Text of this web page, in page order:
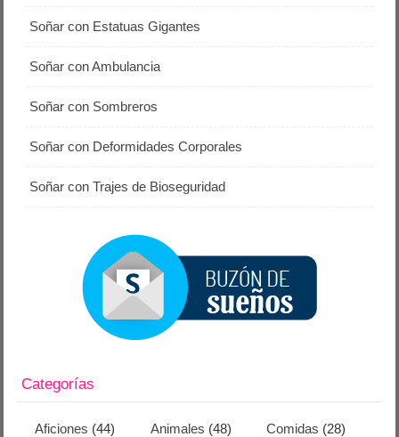
Soñar con Estatuas Gigantes
Soñar con Ambulancia
Soñar con Sombreros
Soñar con Deformidades Corporales
Soñar con Trajes de Bioseguridad
Categorías
Aficiones (44) Animales (48) Comidas (28)